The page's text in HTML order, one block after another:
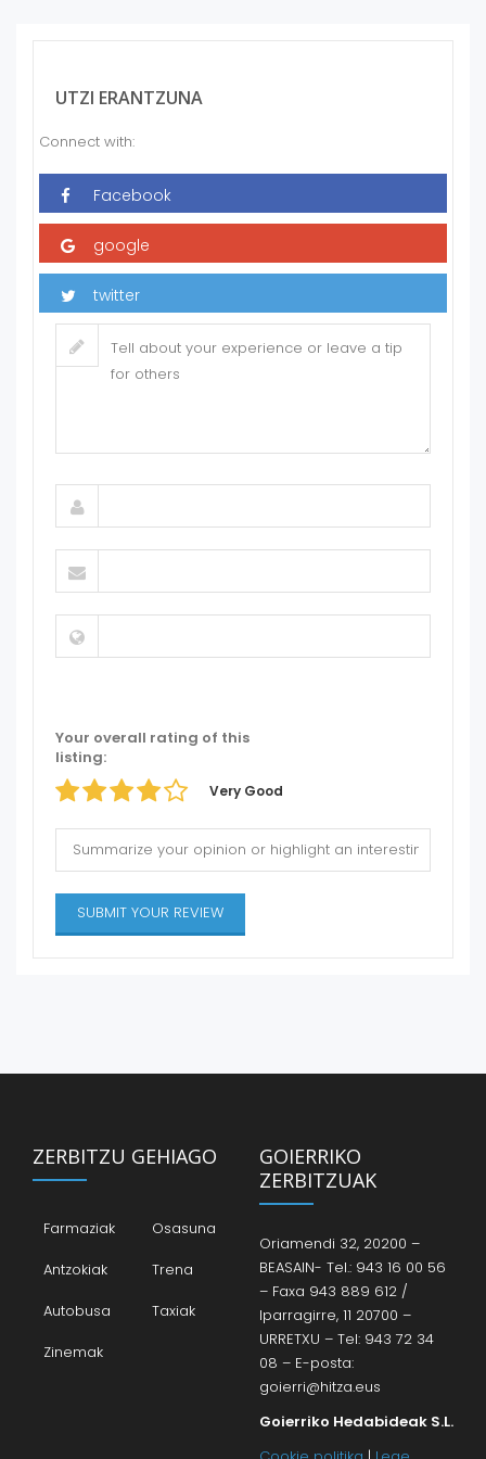
UTZI ERANTZUNA
Connect with:
Your overall rating of this
listing:
Very Good
ZERBITZU GEHIAGO
Farmaziak
Osasuna
Antzokiak
Trena
Autobusa
Taxiak
Zinemak
GOIERRIKO
ZERBITZUAK
Oriamendi 32, 20200 –
BEASAIN- Tel.: 943 16 00 56
– Faxa 943 889 612 /
Iparragirre, 11 20700 –
URRETXU – Tel: 943 72 34
08 – E-posta:
goierri@hitza.eus
Goierriko Hedabideak S.L.